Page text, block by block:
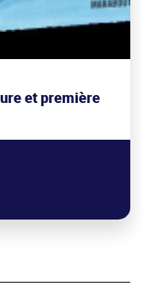
et première